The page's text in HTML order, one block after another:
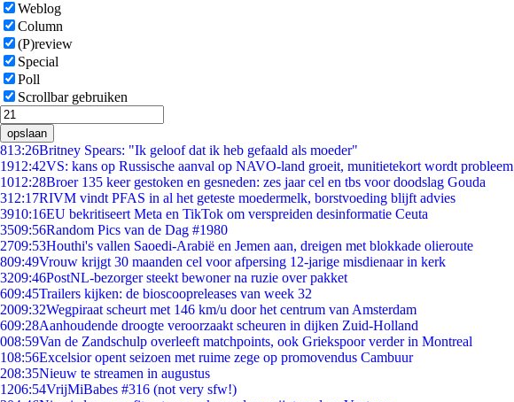
Weblog
Column
(P)review
Special
Poll
Scrollbar gebruiken
opslaan
813:26Britney Spears: "Ik geloof dat ik heb gefaald als moeder"
1912:42VS: kans op Russische aanval op NAVO-land groeit, munitietekort wordt probleem
1012:28Broer 135 keer gestoken en gesneden: zes jaar cel en tbs voor doodslag Gouda
312:17RIVM vindt PFAS in al het geteste moedermelk, borstvoeding blijft advies
3910:16EU bekritiseert Meta en TikTok om verspreiden desinformatie Ceuta
3509:56Random Pics van de Dag #1980
2709:53Houthi's vallen Saoedi-Arabië en Jemen aan, dreigen met blokkade olieroute
809:49Vrouw krijgt 30 maanden cel voor afpersing 12-jarige misdienaar in kerk
3209:46PostNL-bezorger steekt bewoner na ruzie over pakket
609:45Trailers kijken: de bioscoopreleases van week 32
2009:32Wegpiraat scheurt met 146 km/u door het centrum van Amsterdam
609:28Aanhoudende droogte veroorzaakt scheuren in dijken Zuid-Holland
008:59Van de Zandschulp overleeft matchpoints, ook Griekspoor verder in Montreal
108:56Excelsior opent seizoen met ruime zege op promovendus Cambuur
208:35Nieuw te streamen in augustus
1206:54VrijMiBabes #316 (not very sfw!)